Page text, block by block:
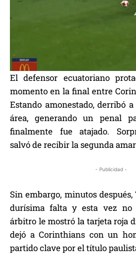
El defensor ecuatoriano
momento en la final entre
Estando amonestado, derribó
área, generando un penal
finalmente fue atajado.
salvó de recibir la segunda
- Publicidad -
Sin embargo, minutos
durísima falta y esta vez no
árbitro le mostró la tarjeta roja
dejó a Corinthians con un
partido clave por el título